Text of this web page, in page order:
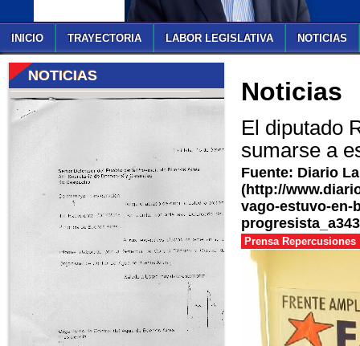
INICIO TRAYECTORIA LABOR LEGISLATIVA NOTICIAS
NOTICIAS
Noticias
El diputado
sumarse a
Fuente: Diario
(http://
vago-estuvo-en-
Prensa Repercusiones